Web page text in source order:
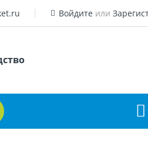
Войдите или